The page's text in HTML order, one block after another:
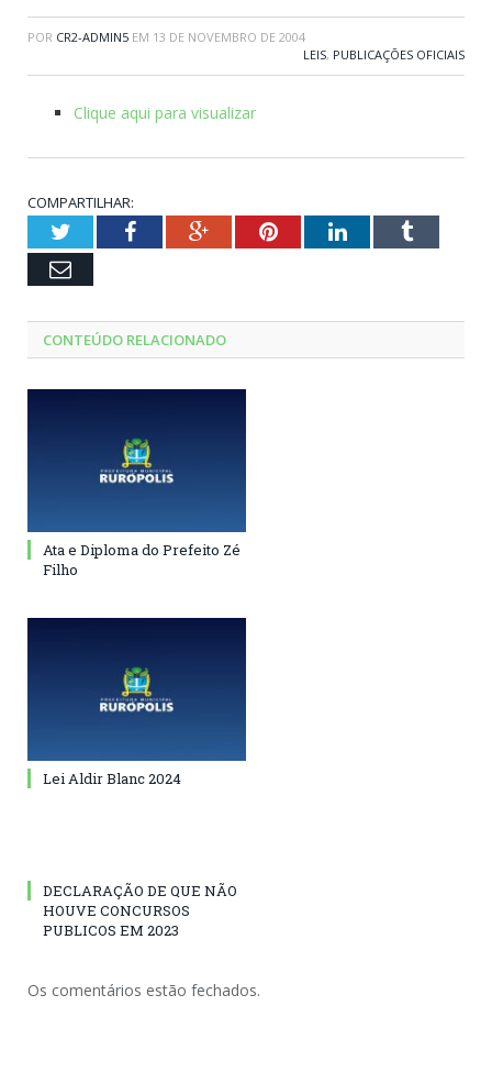
POR CR2-ADMIN5 EM 13 DE NOVEMBRO DE 2004
LEIS, PUBLICAÇÕES OFICIAIS
Clique aqui para visualizar
COMPARTILHAR:
TwitterFacebookGoogle+PinterestLinkedInTumblr
Email
CONTEÚDO RELACIONADO
Ata e Diploma do Prefeito Zé
Filho
Lei Aldir Blanc 2024
DECLARAÇÃO DE QUE NÃO
HOUVE CONCURSOS
PUBLICOS EM 2023
Os comentários estão fechados.